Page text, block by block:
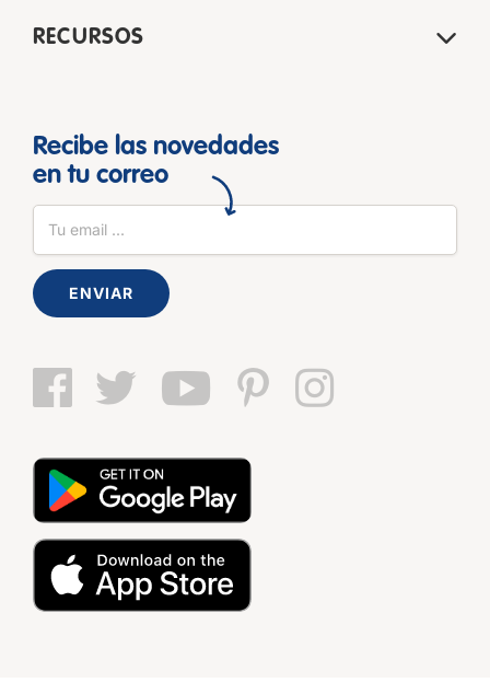
RECURSOS
Recibe las novedades
en tu correo
ENVIAR